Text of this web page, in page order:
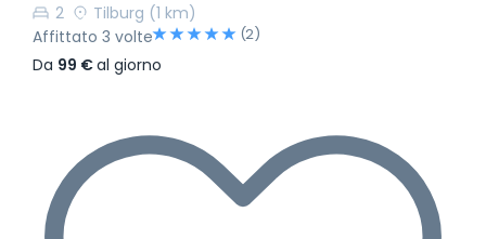
2
Tilburg (1 km)
Affittato 3 volte
(2)
Da 99 €al giorno